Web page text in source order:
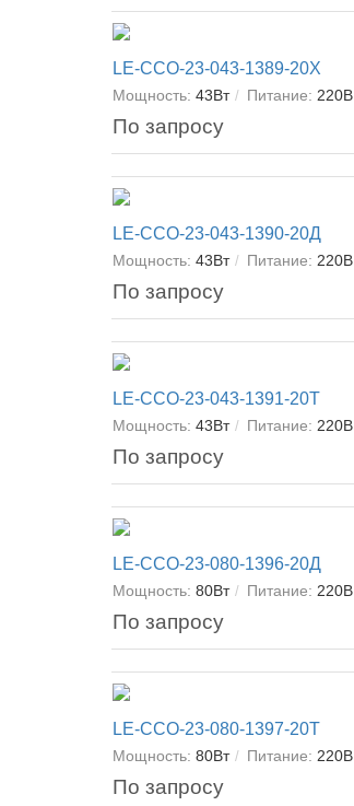
LE-ССО-23-043-1389-20Х
Мощность: 43Вт Питание: 220В
По запросу
LE-ССО-23-043-1390-20Д
Мощность: 43Вт Питание: 220В
По запросу
LE-ССО-23-043-1391-20Т
Мощность: 43Вт Питание: 220В
По запросу
LE-ССО-23-080-1396-20Д
Мощность: 80Вт Питание: 220В
По запросу
LE-ССО-23-080-1397-20Т
Мощность: 80Вт Питание: 220В
По запросу